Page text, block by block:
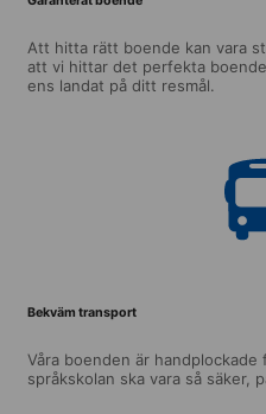
Att hitta rätt boende kan vara
att vi hittar det perfekta
ens landat på ditt resmål.
Bekväm transport
Våra boenden är
språkskolan ska vara så säker,